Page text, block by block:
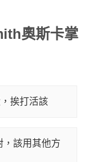
奧斯卡掌
挨打活該
，該用其他方